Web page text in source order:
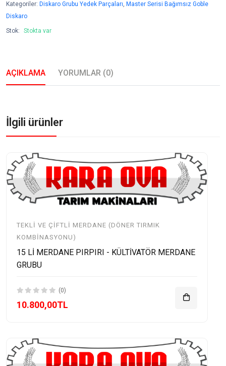
Kategoriler: Diskaro Grubu Yedek Parçaları, Master Serisi Bağımsız Goble
Diskaro
Stok: Stokta var
AÇIKLAMA YORUMLAR (0)
İlgili ürünler
TEKLI VE ÇIFTLI MERDANE (DÖNER TIRMIK
KOMBINASYONU)
15 Lİ MERDANE PIRPIRI - KÜLTİVATÖR MERDANE
GRUBU
(0)
10.800,00TL